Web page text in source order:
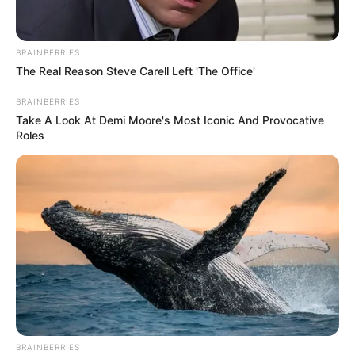
BRAINBERRIES
The Real Reason Steve Carell Left 'The Office'
BRAINBERRIES
Take A Look At Demi Moore's Most Iconic And Provocative
Roles
BRAINBERRIES